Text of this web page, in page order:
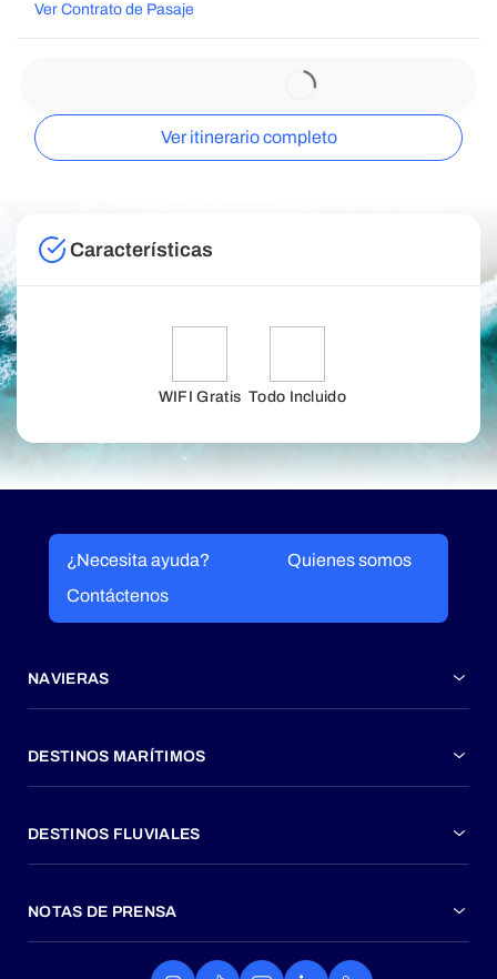
Ver Contrato de Pasaje
Ver itinerario completo
Características
WIFI Gratis Todo Incluido
¿Necesita ayuda?
Quienes somos
Contáctenos
NAVIERAS
DESTINOS MARÍTIMOS
DESTINOS FLUVIALES
NOTAS DE PRENSA